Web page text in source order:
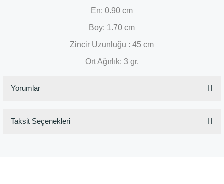
En: 0.90 cm
Boy: 1.70 cm
Zincir Uzunluğu : 45 cm
Ort Ağırlık: 3 gr.
Yorumlar
Taksit Seçenekleri